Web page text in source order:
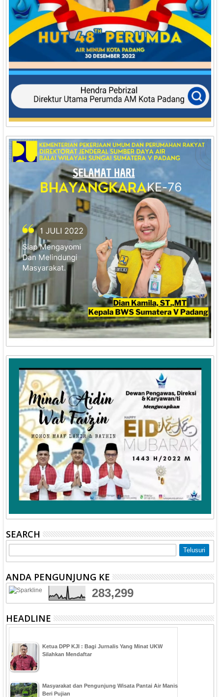
SEARCH
ANDA PENGUNJUNG KE
283,299
HEADLINE
Ketua DPP KJI : Bagi Jurnalis Yang Minat UKW
Silahkan Mendaftar
Masyarakat dan Pengunjung Wisata Pantai Air Manis
Beri Pujian